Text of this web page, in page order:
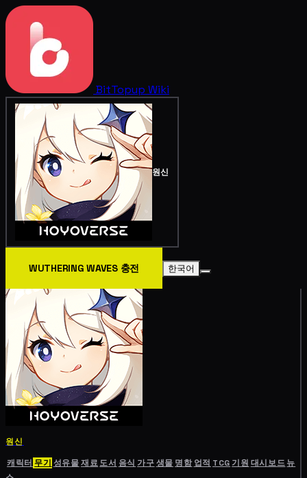
BitTopup Wiki
원신
WUTHERING WAVES 충전 한국어
원신
캐릭터 무기 성유물재료도서 음식 가구생물 명함 업적 TCG기원 대시보드뉴